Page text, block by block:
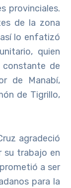
provinciales.
de la zona
lo enfatizó
quien
de
de Manabí,
de Tigrillo,
agradeció
su trabajo en
a ser
para la